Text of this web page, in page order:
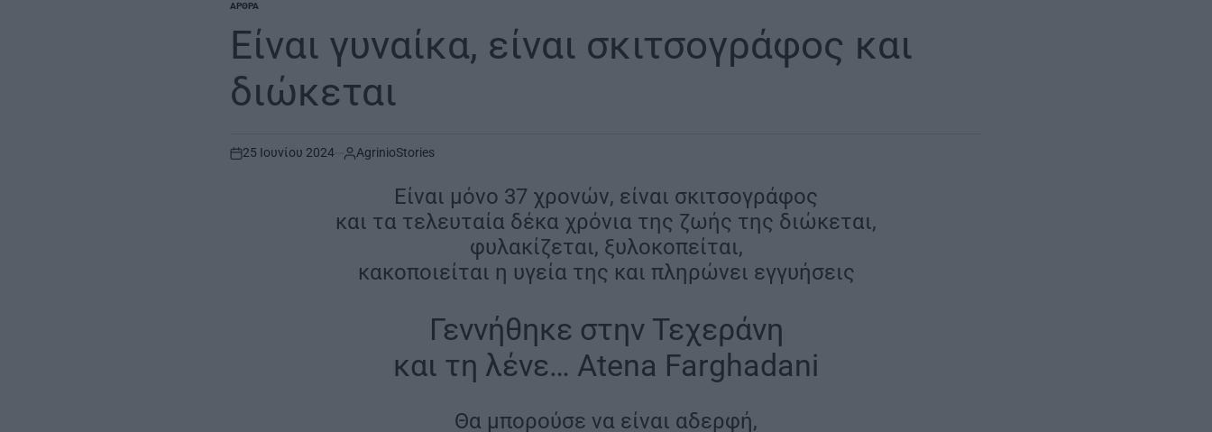
POSTED
ΆΡΘΡΑ
Είναι γυναίκα, είναι σκιτσογράφος και
διώκεται
on
25 Ιουνίου 2024 AgrinioStories
Είναι μόνο 37 χρονών, είναι σκιτσογράφος
και τα τελευταία δέκα χρόνια της ζωής της διώκεται,
φυλακίζεται, ξυλοκοπείται,
κακοποιείται η υγεία της και πληρώνει εγγυήσεις
Γεννήθηκε στην Τεχεράνη
και τη λένε… Atena Farghadani
Θα μπορούσε να είναι αδερφή,